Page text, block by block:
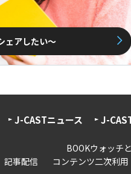
ェアしたい〜
J-CASTニュース J-
BOOKウォッチ
記事配信 コンテンツ二次利用